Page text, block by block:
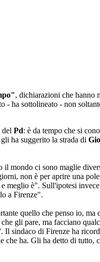
, dichiarazioni che hanno
ha sottolineato - non
del Pd: è da tempo che si
ha suggerito la strada di
il mondo ci sono maglie
non è per aprire una
è". Sull'ipotesi
a Firenze".
quello che penso io,
gli pare, ma facciano
sindaco di Firenze ha
ha. Gli ha detto di tutto,